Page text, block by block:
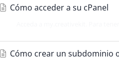
Cómo acceder a su cPanel
Cómo crear un subdominio